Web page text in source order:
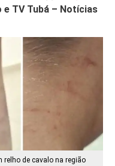
TV Tubá – Notícias
relho de cavalo na região